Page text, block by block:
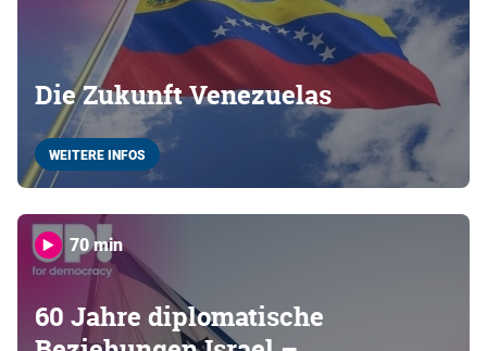
Die Zukunft Venezuelas
WEITERE INFOS
70 min
60 Jahre diplomatische